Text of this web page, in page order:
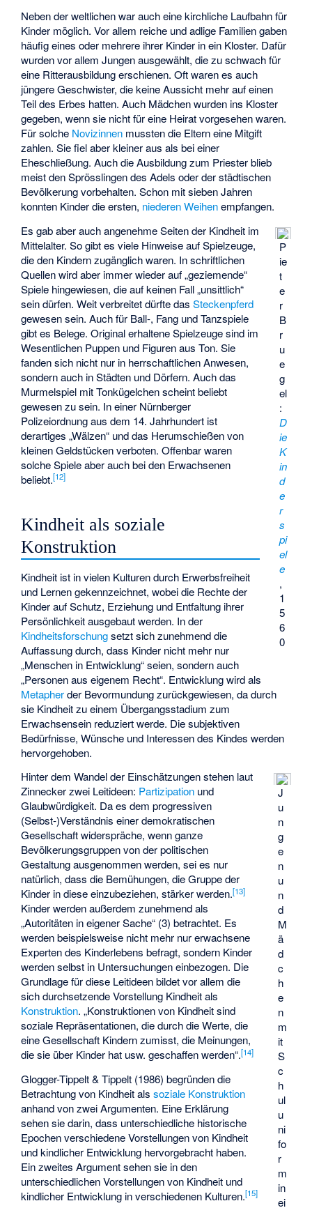
Neben der weltlichen war auch eine kirchliche Laufbahn für
Kinder möglich. Vor allem reiche und adlige Familien gaben
häufig eines oder mehrere ihrer Kinder in ein Kloster. Dafür
wurden vor allem Jungen ausgewählt, die zu schwach für
eine Ritterausbildung erschienen. Oft waren es auch
jüngere Geschwister, die keine Aussicht mehr auf einen
Teil des Erbes hatten. Auch Mädchen wurden ins Kloster
gegeben, wenn sie nicht für eine Heirat vorgesehen waren.
Für solche Novizinnen mussten die Eltern eine Mitgift
zahlen. Sie fiel aber kleiner aus als bei einer
Eheschließung. Auch die Ausbildung zum Priester blieb
meist den Sprösslingen des Adels oder der städtischen
Bevölkerung vorbehalten. Schon mit sieben Jahren
konnten Kinder die ersten, niederen Weihenempfangen.
P
ie
t
e
r
B
r
u
e
g
el
:
D
ie
K
in
d
e
r
s
pi
el
e
,
1
5
6
0
Es gab aber auch angenehme Seiten der Kindheit im
Mittelalter. So gibt es viele Hinweise auf Spielzeuge,
die den Kindern zugänglich waren. In schriftlichen
Quellen wird aber immer wieder auf „geziemende“
Spiele hingewiesen, die auf keinen Fall „unsittlich“
sein dürfen. Weit verbreitet dürfte dasSteckenpferd
gewesen sein. Auch für Ball-, Fang und Tanzspiele
gibt es Belege. Original erhaltene Spielzeuge sind im
Wesentlichen Puppen und Figuren aus Ton. Sie
fanden sich nicht nur in herrschaftlichen Anwesen,
sondern auch in Städten und Dörfern. Auch das
Murmelspiel mit Tonkügelchen scheint beliebt
gewesen zu sein. In einer Nürnberger
Polizeiordnung aus dem 14. Jahrhundert ist
derartiges „Wälzen“ und das Herumschießen von
kleinen Geldstücken verboten. Offenbar waren
solche Spiele aber auch bei den Erwachsenen
beliebt.[12]
Kindheit als soziale
Konstruktion
Kindheit ist in vielen Kulturen durch Erwerbsfreiheit
und Lernen gekennzeichnet, wobei die Rechte der
Kinder auf Schutz, Erziehung und Entfaltung ihrer
Persönlichkeit ausgebaut werden. In der
Kindheitsforschungsetzt sich zunehmend die
Auffassung durch, dass Kinder nicht mehr nur
„Menschen in Entwicklung“ seien, sondern auch
„Personen aus eigenem Recht“. Entwicklung wird als
Metapherder Bevormundung zurückgewiesen, da durch
sie Kindheit zu einem Übergangsstadium zum
Erwachsensein reduziert werde. Die subjektiven
Bedürfnisse, Wünsche und Interessen des Kindes werden
hervorgehoben.
J
u
n
g
e
n
u
n
d
M
ä
d
c
h
e
n
m
it
S
c
h
ul
u
ni
fo
r
m
in
ei
Hinter dem Wandel der Einschätzungen stehen laut
Zinnecker zwei Leitideen: Partizipation und
Glaubwürdigkeit. Da es dem progressiven
(Selbst-)Verständnis einer demokratischen
Gesellschaft widerspräche, wenn ganze
Bevölkerungsgruppen von der politischen
Gestaltung ausgenommen werden, sei es nur
natürlich, dass die Bemühungen, die Gruppe der
Kinder in diese einzubeziehen, stärker werden.[13]
Kinder werden außerdem zunehmend als
„Autoritäten in eigener Sache“ (3) betrachtet. Es
werden beispielsweise nicht mehr nur erwachsene
Experten des Kinderlebens befragt, sondern Kinder
werden selbst in Untersuchungen einbezogen. Die
Grundlage für diese Leitideen bildet vor allem die
sich durchsetzende Vorstellung Kindheit als
Konstruktion. „Konstruktionen von Kindheit sind
soziale Repräsentationen, die durch die Werte, die
eine Gesellschaft Kindern zumisst, die Meinungen,
die sie über Kinder hat usw. geschaffen werden“.[14]
Glogger-Tippelt & Tippelt (1986) begründen die
Betrachtung von Kindheit alssoziale Konstruktion
anhand von zwei Argumenten. Eine Erklärung
sehen sie darin, dass unterschiedliche historische
Epochen verschiedene Vorstellungen von Kindheit
und kindlicher Entwicklung hervorgebracht haben.
Ein zweites Argument sehen sie in den
unterschiedlichen Vorstellungen von Kindheit und
kindlicher Entwicklung in verschiedenen Kulturen.[15]